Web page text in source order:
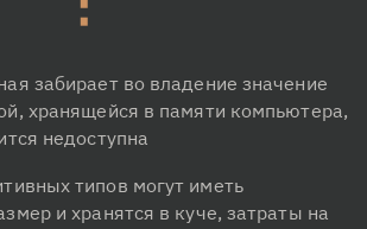
забирает во владение значение
хранящейся в памяти компьютера,
недоступна
типов могут иметь
и хранятся в куче, затраты на